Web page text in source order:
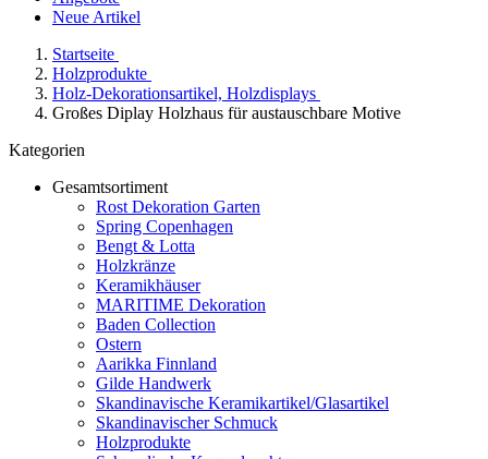
Neue Artikel
Startseite
Holzprodukte
Holz-Dekorationsartikel, Holzdisplays
Großes Diplay Holzhaus für austauschbare Motive
Kategorien
Gesamtsortiment
Rost Dekoration Garten
Spring Copenhagen
Bengt & Lotta
Holzkränze
Keramikhäuser
MARITIME Dekoration
Baden Collection
Ostern
Aarikka Finnland
Gilde Handwerk
Skandinavische Keramikartikel/Glasartikel
Skandinavischer Schmuck
Holzprodukte